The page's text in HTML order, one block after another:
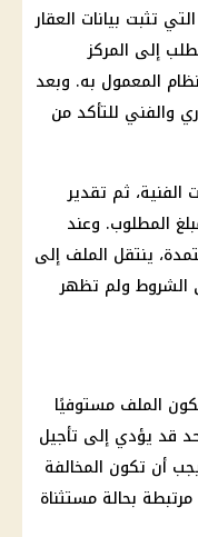
تثبت بيانات العقار
إلى المركز
المعمول به. وبعد
والفني للتأكد من
الفنية، ثم تقدير
المطلوب. وعند
ينتقل الملف إلى
الشروط ولم تظهر
الملف مستوفيًا
قد يؤدي إلى تأجيل
أن تكون المخالفة
بحالة مستثناة